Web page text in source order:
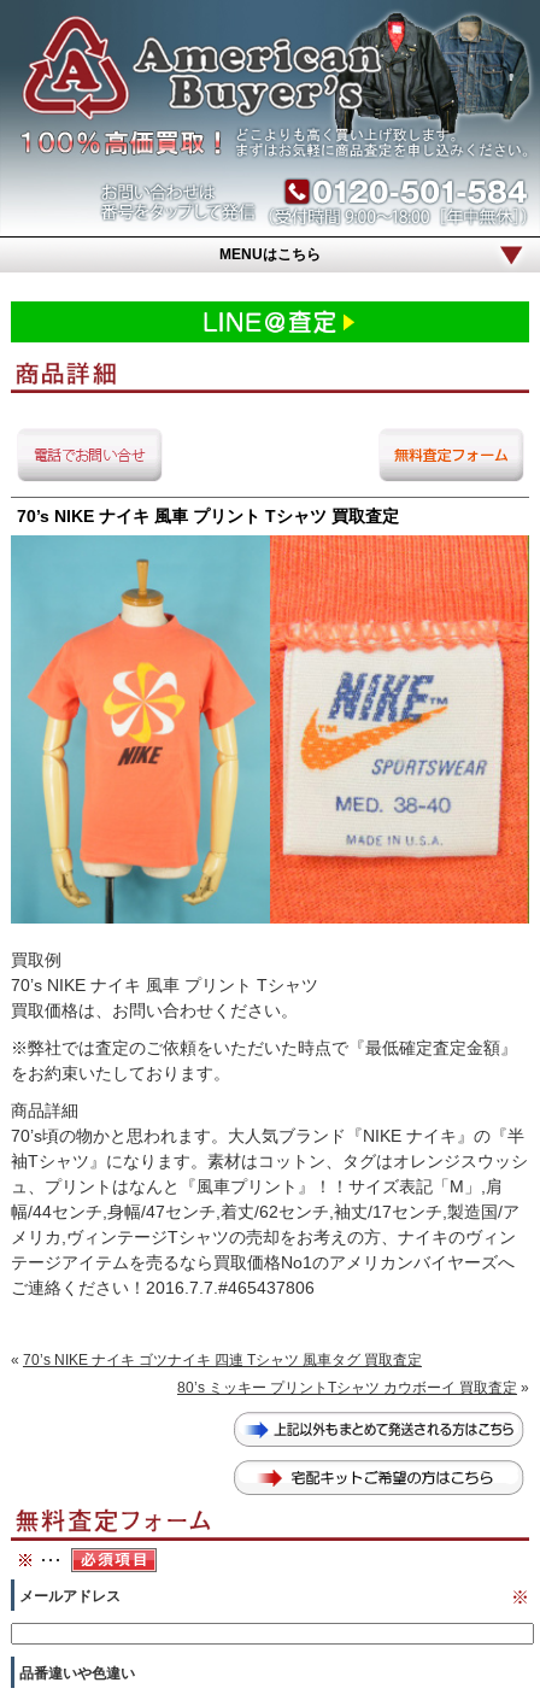
MENUはこちら
70’s NIKE ナイキ 風車 プリント Tシャツ 買取査定
買取例
70’s NIKE ナイキ 風車 プリント Tシャツ
買取価格は、お問い合わせください。
※弊社では査定のご依頼をいただいた時点で『最低確定査定金額』
をお約束いたしております。
商品詳細
70’s頃の物かと思われます。大人気ブランド『NIKE ナイキ』の『半
袖Tシャツ』になります。素材はコットン、タグはオレンジスウッシ
ュ、プリントはなんと『風車プリント』！！サイズ表記「M」,肩
幅/44センチ,身幅/47センチ,着丈/62センチ,袖丈/17センチ,製造国/ア
メリカ,ヴィンテージTシャツの売却をお考えの方、ナイキのヴィン
テージアイテムを売るなら買取価格No1のアメリカンバイヤーズへ
ご連絡ください！2016.7.7.#465437806
« 70’s NIKE ナイキ ゴツナイキ 四連 Tシャツ 風車タグ 買取査定
80’s ミッキー プリントTシャツ カウボーイ 買取査定 »
メールアドレス ※
品番違いや色違い